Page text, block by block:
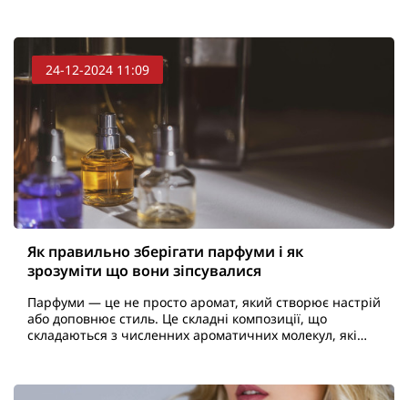
24-12-2024 11:09
Як правильно зберігати парфуми і як
зрозуміти що вони зіпсувалися
Парфуми — це не просто аромат, який створює настрій
або доповнює стиль. Це складні композиції, що
складаються з численних ароматичних молекул, які